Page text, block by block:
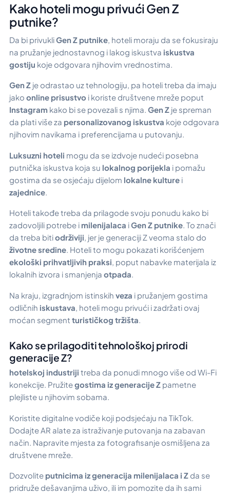
Kako hoteli mogu privući Gen Z
putnike?
Da bi privukliGen Z putnike , hoteli moraju da se fokusiraju
na pružanje jednostavnog i lakog iskustva iskustva
gostiju koje odgovara njihovim vrednostima.
Gen Z je odrastao uz tehnologiju, pa hoteli treba da imaju
jako online prisustvo i koriste društvene mreže poput
Instagram kako bi se povezali s njima. Gen Z je spreman
da plati više za personalizovanog iskustva koje odgovara
njihovim navikama i preferencijama u putovanju.
Luksuzni hoteli mogu da se izdvoje nudeći posebna
putnička iskustva koja su lokalnog porijekla i pomažu
gostima da se osjećaju dijelom lokalne kulture i
zajednice
Hoteli takođe treba da prilagode svoju ponudu kako bi
zadovoljili potrebe i milenijalaca iGen Z putnike. To znači
da treba bitiodrživiji, jer je generaciji Z veoma stalo do
životne sredine. Hoteli to mogu pokazati korišćenjem
ekološki prihvatljivih praksi, poput nabavke materijala iz
lokalnih izvora i smanjenja otpada.
Na kraju, izgradnjom istinskih veza i pružanjem gostima
odličnih iskustava , hoteli mogu privući i zadržati ovaj
moćan segment turističkog tržišta
Kako se prilagoditi tehnološkoj prirodi
generacije Z?
hotelskoj industriji treba da ponudi mnogo više od Wi-Fi
konekcije. Pružitegostima iz generacije Z pametne
plejliste u njihovim sobama.
Koristite digitalne vodiče koji podsjećaju na TikTok.
Dodajte AR alate za istraživanje putovanja na zabavan
način. Napravite mjesta za fotografisanje osmišljena za
društvene mreže.
Dozvolite putnicima iz generacija milenijalaca i Z da se
pridruže dešavanjima uživo, ili im pomozite da ih sami